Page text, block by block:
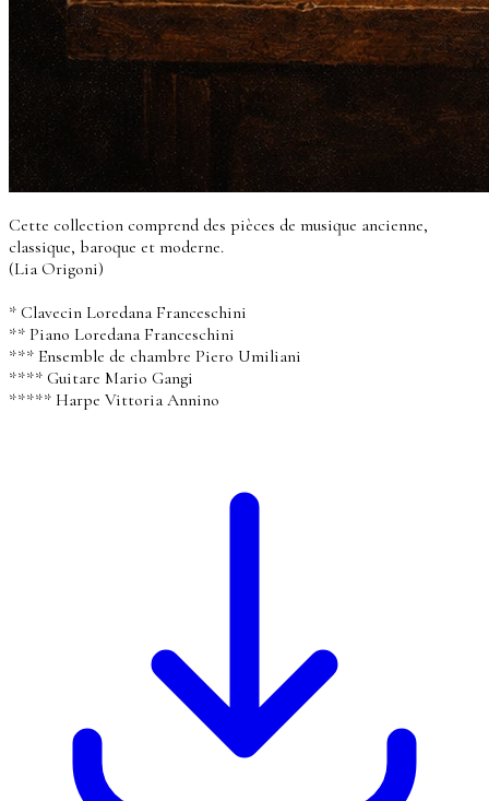
Cette collection comprend des pièces de musique ancienne,
classique, baroque et moderne.
(Lia Origoni)
* Clavecin Loredana Franceschini
** Piano Loredana Franceschini
*** Ensemble de chambre Piero Umiliani
**** Guitare Mario Gangi
***** Harpe Vittoria Annino